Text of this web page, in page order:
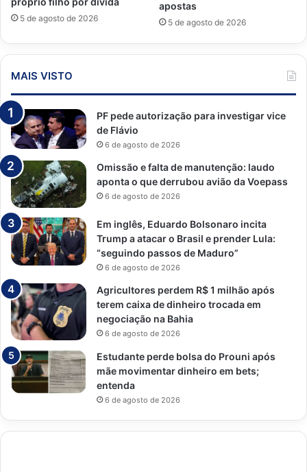
5 de agosto de 2026
apostas
5 de agosto de 2026
MAIS VISTO
PF pede autorização para investigar vice
de Flávio
6 de agosto de 2026
Omissão e falta de manutenção: laudo
aponta o que derrubou avião da Voepass
6 de agosto de 2026
Em inglês, Eduardo Bolsonaro incita
Trump a atacar o Brasil e prender Lula:
“seguindo passos de Maduro”
6 de agosto de 2026
Agricultores perdem R$ 1 milhão após
terem caixa de dinheiro trocada em
negociação na Bahia
6 de agosto de 2026
Estudante perde bolsa do Prouni após
mãe movimentar dinheiro em bets;
entenda
6 de agosto de 2026